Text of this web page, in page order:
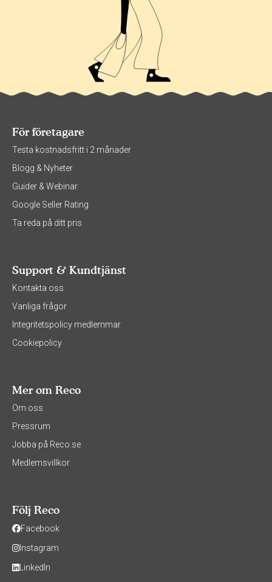
För företagare
Testa kostnadsfritt i 2 månader
Blogg & Nyheter
Guider & Webinar
Google Seller Rating
Ta reda på ditt pris
Support & Kundtjänst
Kontakta oss
Vanliga frågor
Integritetspolicy medlemmar
Cookiepolicy
Mer om Reco
Om oss
Pressrum
Jobba på Reco.se
Medlemsvillkor
Följ Reco
Facebook
Instagram
LinkedIn